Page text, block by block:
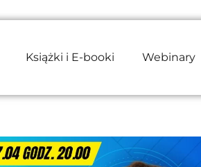
Książki i E-booki Webinary